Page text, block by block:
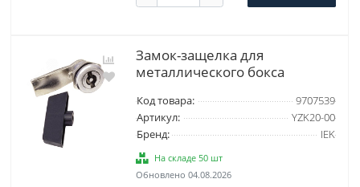
Замок-защелка для
металлического бокса
Код товара:
9707539
Артикул:
YZK20-00
Бренд:
IEK
На складе 50 шт
Обновлено 04.08.2026